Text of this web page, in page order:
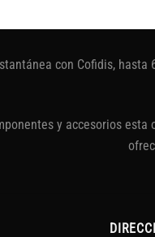
con Cofidis, hasta
y accesorios